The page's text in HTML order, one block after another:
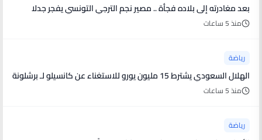
بعد مغادرته إلى بلاده فجأة .. مصير نجم الترجي التونسي يفجر جدلا
منذ 5 ساعات
رياضة
الهلال السعودي يشترط 15 مليون يورو للاستغناء عن كانسيلو لـ برشلونة
منذ 5 ساعات
رياضة